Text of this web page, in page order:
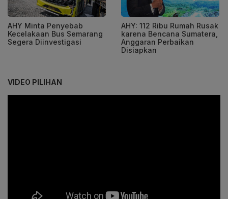
AHY Minta Penyebab
Kecelakaan Bus Semarang
Segera Diinvestigasi
AHY: 112 Ribu Rumah Rusak
karena Bencana Sumatera,
Anggaran Perbaikan
Disiapkan
VIDEO PILIHAN